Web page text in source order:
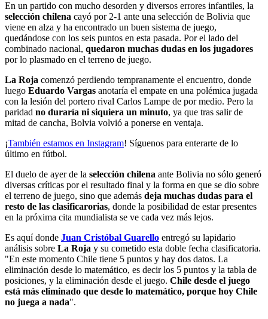
En un partido con mucho desorden y diversos errores infantiles, la
selección chilena cayó por 2-1 ante una selección de Bolivia que
viene en alza y ha encontrado un buen sistema de juego,
quedándose con los seis puntos en esta pasada. Por el lado del
combinado nacional, quedaron muchas dudas en los jugadores
por lo plasmado en el terreno de juego.
La Roja comenzó perdiendo tempranamente el encuentro, donde
luego Eduardo Vargas anotaría el empate en una polémica jugada
con la lesión del portero rival Carlos Lampe de por medio. Pero la
paridad no duraría ni siquiera un minuto, ya que tras salir de
mitad de cancha, Bolvia volvió a ponerse en ventaja.
¡También estamos en Instagram! Síguenos para enterarte de lo
último en fútbol.
El duelo de ayer de la selección chilena ante Bolivia no sólo generó
diversas críticas por el resultado final y la forma en que se dio sobre
el terreno de juego, sino que además deja muchas dudas para el
resto de las clasificarorias, donde la posibilidad de estar presentes
en la próxima cita mundialista se ve cada vez más lejos.
Es aquí donde Juan Cristóbal Guarello entregó su lapidario
análisis sobre La Roja y su cometido esta doble fecha clasificatoria.
"En este momento Chile tiene 5 puntos y hay dos datos. La
eliminación desde lo matemático, es decir los 5 puntos y la tabla de
posiciones, y la eliminación desde el juego. Chile desde el juego
está más eliminado que desde lo matemático, porque hoy Chile
no juega a nada".